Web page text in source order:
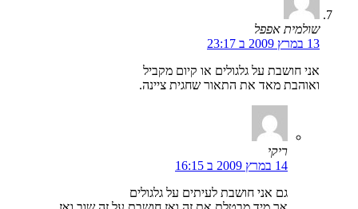
שולמית אפפל
13 במרץ 2009 ב 23:17
אני חושבת על גלגולים או קיום מקביל
ואוהבת מאד את התאור שחגית ציינה.
ריקי
14 במרץ 2009 ב 16:15
גם אני חושבת לעיתים על גלגולים